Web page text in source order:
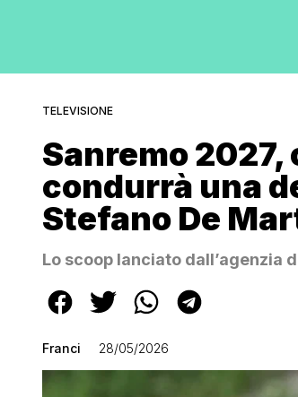
TELEVISIONE
Sanremo
condurrà una
Stefano De
Lo scoop lanciato dall’agenzia
Franci 28/05/2026